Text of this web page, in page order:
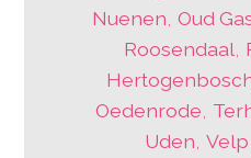
Nuenen ,Oud
Roosendaal
Oedenrode
Uden Velp